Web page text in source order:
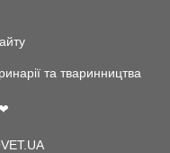
та тваринництва